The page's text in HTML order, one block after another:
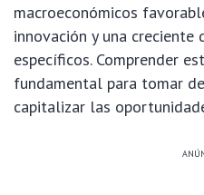
macroeconómicos
innovación y una creciente
específicos. Comprender
fundamental para tomar
capitalizar las